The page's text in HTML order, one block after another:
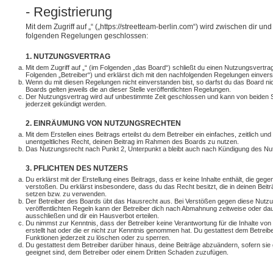
- Registrierung
Mit dem Zugriff auf „“ („https://streetteam-berlin.com“) wird zwischen dir
folgenden Regelungen geschlossen:
1. NUTZUNGSVERTRAG
Mit dem Zugriff auf „“ (im Folgenden „das Board“) schließt du einen
Folgenden „Betreiber“) und erklärst dich mit den nachfolgenden Regelungen
Wenn du mit diesen Regelungen nicht einverstanden bist, so darfst du das Board
Boards gelten jeweils die an dieser Stelle veröffentlichten Regelungen.
Der Nutzungsvertrag wird auf unbestimmte Zeit geschlossen und kann von beiden
jederzeit gekündigt werden.
2. EINRÄUMUNG VON NUTZUNGSRECHTEN
Mit dem Erstellen eines Beitrags erteilst du dem Betreiber ein einfaches, zeitlich
unentgeltliches Recht, deinen Beitrag im Rahmen des Boards zu nutzen.
Das Nutzungsrecht nach Punkt 2, Unterpunkt a bleibt auch nach Kündigung des
3. PFLICHTEN DES NUTZERS
Du erklärst mit der Erstellung eines Beitrags, dass er keine Inhalte enthält, die
verstoßen. Du erklärst insbesondere, dass du das Recht besitzt, die in deinen
setzen bzw. zu verwenden.
Der Betreiber des Boards übt das Hausrecht aus. Bei Verstößen gegen diese
veröffentlichten Regeln kann der Betreiber dich nach Abmahnung zeitweise oder
ausschließen und dir ein Hausverbot erteilen.
Du nimmst zur Kenntnis, dass der Betreiber keine Verantwortung für die Inhalte
erstellt hat oder die er nicht zur Kenntnis genommen hat. Du gestattest dem
Funktionen jederzeit zu löschen oder zu sperren.
Du gestattest dem Betreiber darüber hinaus, deine Beiträge abzuändern, sofern
geeignet sind, dem Betreiber oder einem Dritten Schaden zuzufügen.